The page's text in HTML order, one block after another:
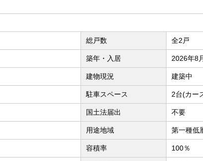
総戸数 全2戸
築年・入居 2026年8
建物現況 建築中
駐車スペース 2台(カー
国土法届出 不要
用途地域 第一種低
容積率 100％